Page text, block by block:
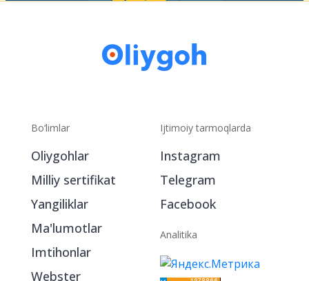
Bo‘limlar
Oliygohlar
Milliy sertifikat
Yangiliklar
Ma'lumotlar
Ijtimoiy tarmoqlarda
Instagram
Telegram